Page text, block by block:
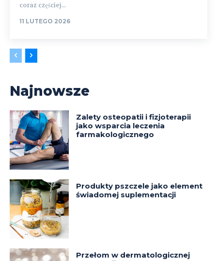
coraz częściej...
11 LUTEGO 2026
Najnowsze
Zalety osteopatii i fizjoterapii
jako wsparcia leczenia
farmakologicznego
Produkty pszczele jako element
świadomej suplementacji
Przełom w dermatologicznej